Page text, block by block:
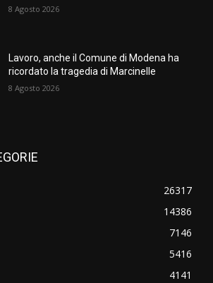
8 Agosto 2026
Lavoro, anche il Comune di Modena ha
ricordato la tragedia di Marcinelle
8 Agosto 2026
26317
14386
7146
5416
4141